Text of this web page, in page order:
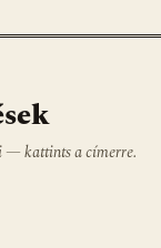
— kattints a címerre.